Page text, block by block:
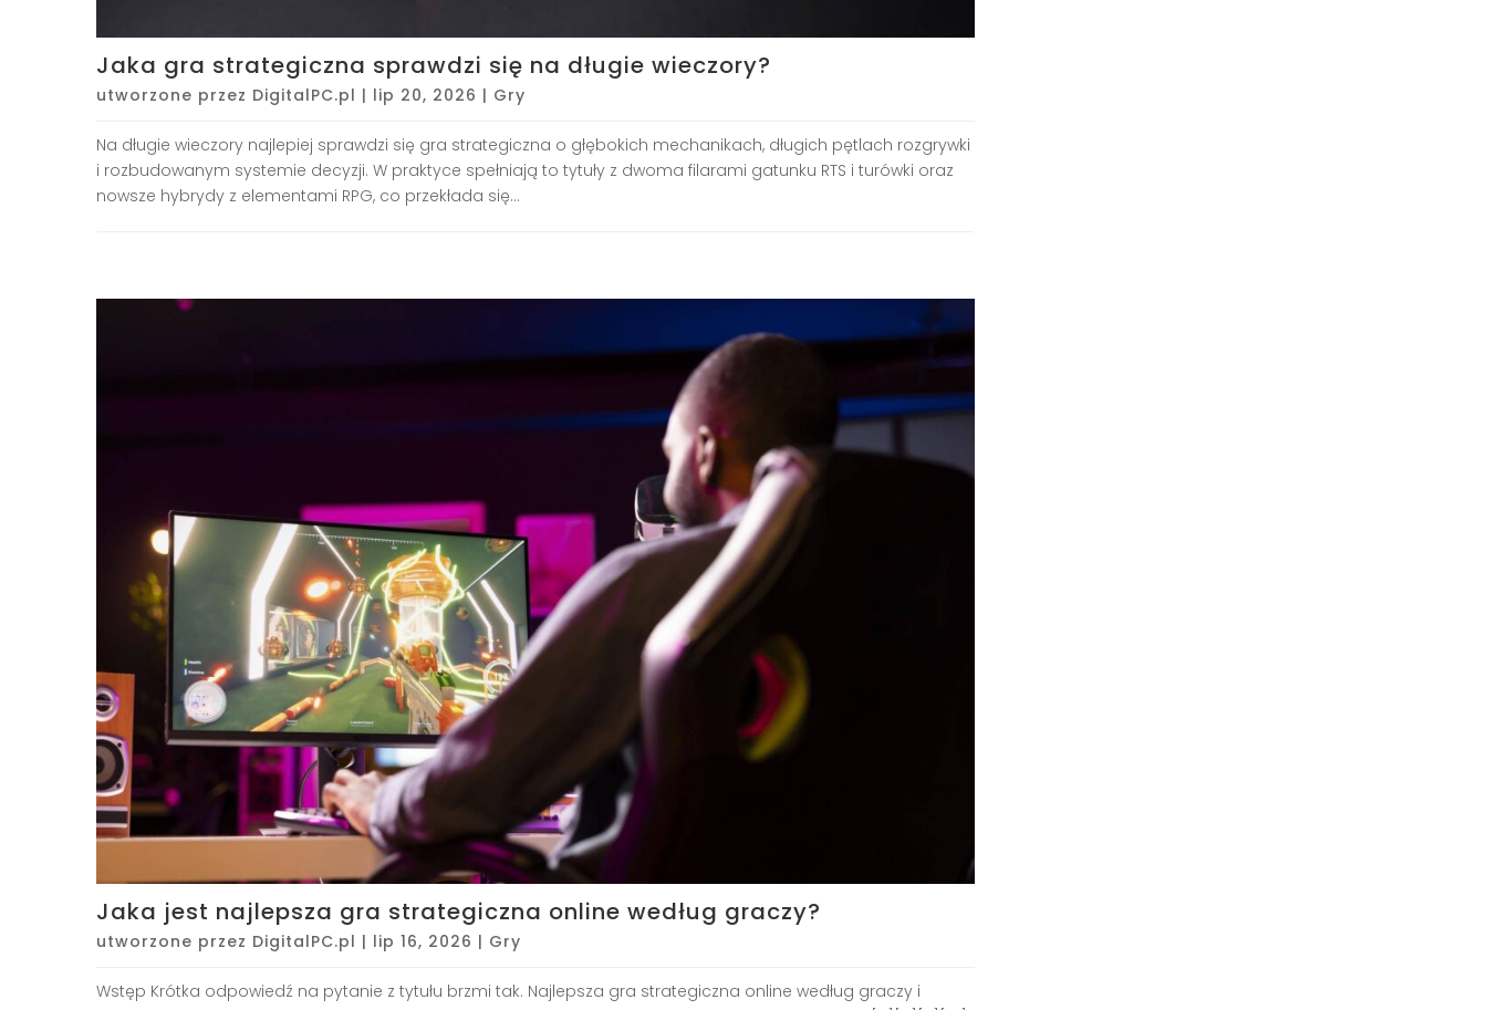
Jaka gra strategiczna sprawdzi się na długie wieczory?
utworzone przez DigitalPC.pl | lip 20, 2026 | Gry
Na długie wieczory najlepiej sprawdzi się gra strategiczna o głębokich mechanikach, długich pętlach rozgrywki
i rozbudowanym systemie decyzji. W praktyce spełniają to tytuły z dwoma filarami gatunku RTS i turówki oraz
nowsze hybrydy z elementami RPG, co przekłada się...
Jaka jest najlepsza gra strategiczna online według graczy?
utworzone przez DigitalPC.pl | lip 16, 2026 | Gry
Wstęp Krótka odpowiedź na pytanie z tytułu brzmi tak. Najlepsza gra strategiczna online według graczy i